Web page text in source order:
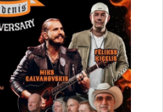
bija noderīga?